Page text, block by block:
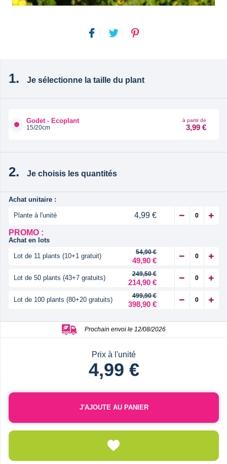
Je sélectionne la taille du plant
Godet - Ecoplant
15/20cm
à partir de
3,99 €
Je choisis les quantités
Achat unitaire :
Plante à l'unité
4,99 €
PROMO :
Achat en lots
Lot de 11 plants (10+1 gratuit) 54,90 €
49,90 €
Lot de 50 plants (43+7 gratuits) 249,50 €
214,90 €
Lot de 100 plants (80+20 gratuits) 499,90 €
398,90 €
Prochain envoi le 12/08/2026
Prix à l'unité
4,99 €
J'AJOUTE AU PANIER